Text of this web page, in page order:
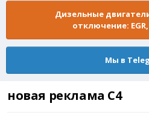
Дизельные
отключение:
Мы в
новая реклама С4